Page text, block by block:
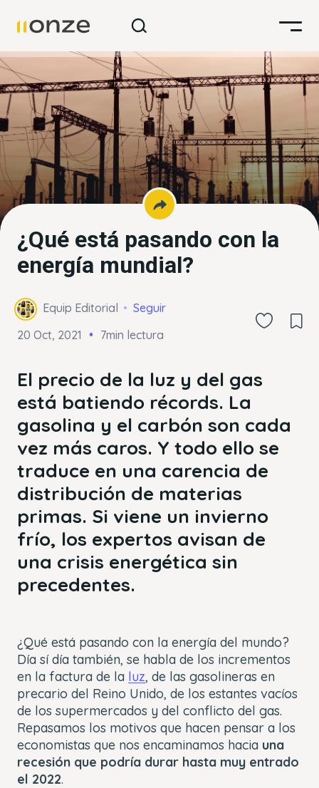
¿Qué está pasando con la
energía mundial?
Equip Editorial
Seguir
20 Oct, 2021
7min lectura
El precio de la luz y del gas
está batiendo récords. La
gasolina y el carbón son cada
vez más caros. Y todo ello se
traduce en una carencia de
distribución de materias
primas. Si viene un invierno
frío, los expertos avisan de
una crisis energética sin
precedentes.
¿Qué está pasando con la energía del mundo?
Día sí día también, se habla de los incrementos
en la factura de la luz, de las gasolineras en
precario del Reino Unido, de los estantes vacíos
de los supermercados y del conflicto del gas.
Repasamos los motivos que hacen pensar a los
economistas que nos encaminamos hacia una
recesión que podría durar hasta muy entrado
el 2022.